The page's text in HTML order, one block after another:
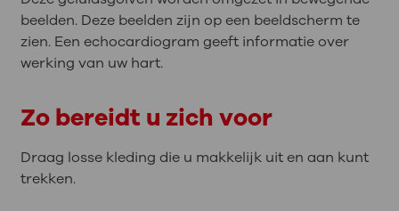
beelden. Deze beelden zijn op een beeldscherm te
zien. Een echocardiogram geeft informatie over
werking van uw hart.
Zo bereidt u zich voor
Draag losse kleding die u makkelijk uit en aan kunt
trekken.